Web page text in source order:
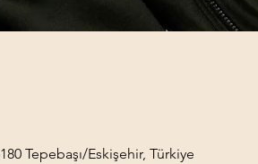
Tepebaşı/Eskişehir, Türkiye